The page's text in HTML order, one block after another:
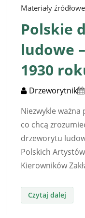
Materiały źródłowe
Polskie
ludowe
1930
Drzeworytnik
Niezwykle
co chcą
drzeworytu
Polskich
Kierowników